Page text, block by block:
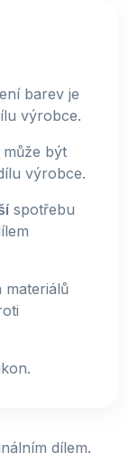
barev je
výrobce.
být
výrobce.
spotřebu
dílem.